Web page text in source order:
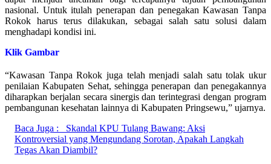
nasional. Untuk itulah penerapan dan penegakan Kawasan Tanpa
Rokok harus terus dilakukan, sebagai salah satu solusi dalam
menghadapi kondisi ini.
Klik Gambar
“Kawasan Tanpa Rokok juga telah menjadi salah satu tolak ukur
penilaian Kabupaten Sehat, sehingga penerapan dan penegakannya
diharapkan berjalan secara sinergis dan terintegrasi dengan program
pembangunan kesehatan lainnya di Kabupaten Pringsewu,” ujarnya.
Baca Juga :
Skandal KPU Tulang Bawang: Aksi
Kontroversial yang Mengundang Sorotan, Apakah Langkah
Tegas Akan Diambil?